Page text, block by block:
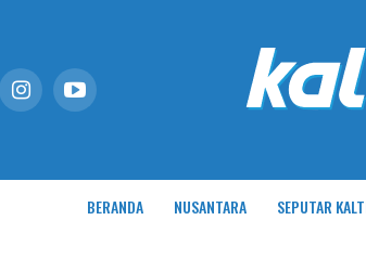
BERANDA NUSANTARA SEPUTAR